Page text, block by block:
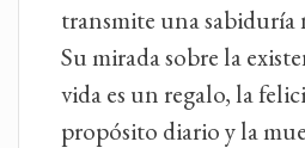
transmite una sabiduría
Su mirada sobre la
vida es un regalo, la
propósito diario y la